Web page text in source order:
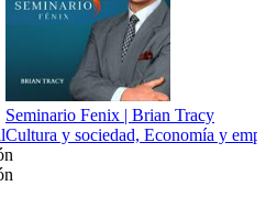
Seminario Fenix | Brian Tracy
Cultura y sociedad, Economía y